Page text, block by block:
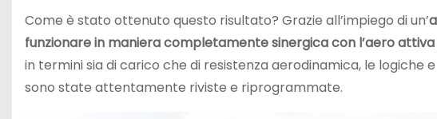
Come è stato ottenuto questo risultato? Grazie all’impiego di un’
funzionare in maniera completamente sinergica con l’aero
in termini sia di carico che di resistenza aerodinamica, le logiche
sono state attentamente riviste e riprogrammate.